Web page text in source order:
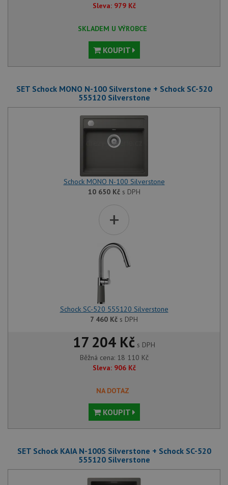
Sleva: 979 Kč
SKLADEM U VÝROBCE
KOUPIT
SET Schock MONO N-100 Silverstone + Schock SC-520
555120 Silverstone
Schock MONO N-100 Silverstone
10 650 Kčs DPH
+
Schock SC-520 555120 Silverstone
7 460 Kč s DPH
17 204 Kč s DPH
Běžná cena: 18 110 Kč
Sleva: 906 Kč
NA DOTAZ
KOUPIT
SET Schock KAIA N-100S Silverstone + Schock SC-520
555120 Silverstone